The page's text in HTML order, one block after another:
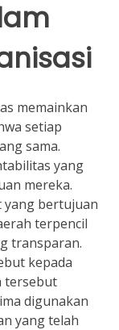
memainkan
setiap
sama.
yang
mereka.
yang bertujuan
terpencil
transparan.
kepada
tersebut
digunakan
yang telah